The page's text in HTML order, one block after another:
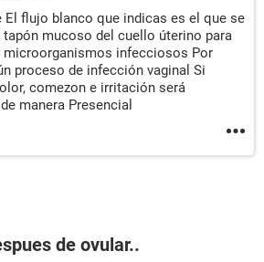
El flujo blanco que indicas es el que se
mucoso del cuello úterino para
microorganismos infecciosos Por
proceso de infección vaginal Si
comezon e irritación será
manera Presencial
de ovular..